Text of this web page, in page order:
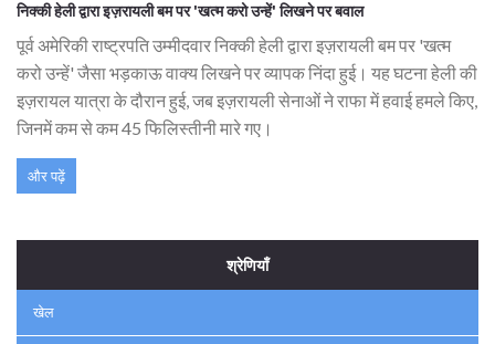
निक्की हेली द्वारा इज़रायली बम पर 'खत्म करो उन्हें' लिखने पर बवाल
पूर्व अमेरिकी राष्ट्रपति उम्मीदवार निक्की हेली द्वारा इज़रायली बम पर 'खत्म
करो उन्हें' जैसा भड़काऊ वाक्य लिखने पर व्यापक निंदा हुई। यह घटना हेली की
इज़रायल यात्रा के दौरान हुई, जब इज़रायली सेनाओं ने राफा में हवाई हमले किए,
जिनमें कम से कम 45 फिलिस्तीनी मारे गए।
और पढ़ें
श्रेणियाँ
खेल